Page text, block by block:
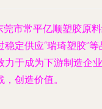
市常平亿顺塑胶原
定供应“瑞琦塑胶”等
力于成为下游制造企业
创造价值。